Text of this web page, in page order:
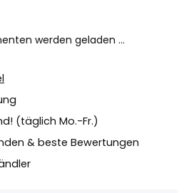
werden geladen ...
(täglich Mo.-Fr.)
& beste Bewertungen